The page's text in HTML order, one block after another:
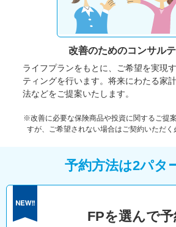
改善のためのコンサル
ライフプランをもとに、ご希望を実現
ティングを行います。将来にわたる家
法などをご提案いたします。
※改善に必要な保険商品や投資に関するご提
すが、ご希望されない場合はご契約いただく
予約方法は2パタ
FPを選んで予